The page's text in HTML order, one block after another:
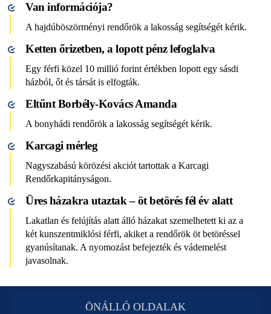
Van információja?
A hajdúböszörményi rendőrök a lakosság segítségét kérik.
Ketten őrizetben, a lopott pénz lefoglalva
Egy férfi közel 10 millió forint értékben lopott egy sásdi
házból, őt és társát is elfogták.
Eltűnt Borbély-Kovács Amanda
A bonyhádi rendőrök a lakosság segítségét kérik.
Karcagi mérleg
Nagyszabású körözési akciót tartottak a Karcagi
Rendőrkapitányságon.
Üres házakra utaztak – öt betörés fél év alatt
Lakatlan és felújítás alatt álló házakat szemelhetett ki az a
két kunszentmiklósi férfi, akiket a rendőrök öt betöréssel
gyanúsítanak. A nyomozást befejezték és vádemelést
javasolnak.
ÖNÁLLÓ OLDALAK